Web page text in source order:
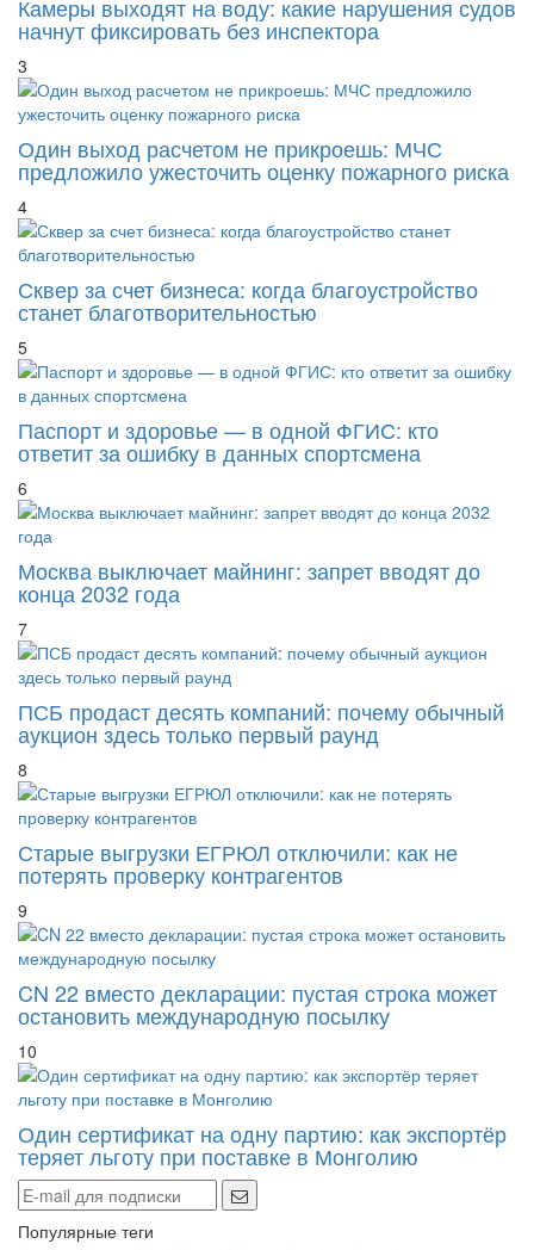
Камеры выходят на воду: какие нарушения судов
начнут фиксировать без инспектора
3
Один выход расчетом не прикроешь: МЧС
предложило ужесточить оценку пожарного риска
4
Сквер за счет бизнеса: когда благоустройство
станет благотворительностью
5
Паспорт и здоровье — в одной ФГИС: кто
ответит за ошибку в данных спортсмена
6
Москва выключает майнинг: запрет вводят до
конца 2032 года
7
ПСБ продаст десять компаний: почему обычный
аукцион здесь только первый раунд
8
Старые выгрузки ЕГРЮЛ отключили: как не
потерять проверку контрагентов
9
CN 22 вместо декларации: пустая строка может
остановить международную посылку
10
Один сертификат на одну партию: как экспортёр
теряет льготу при поставке в Монголию
Популярные теги